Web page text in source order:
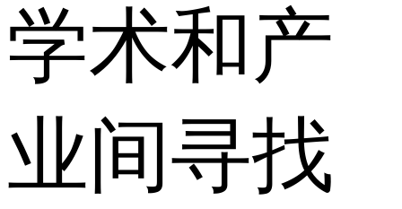
学术和产
业间寻找